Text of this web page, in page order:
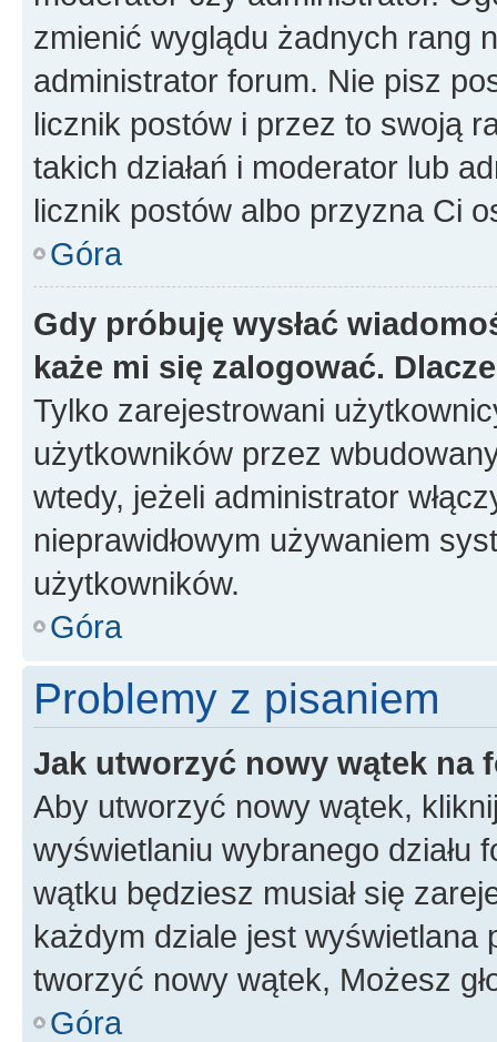
zmienić wyglądu żadnych rang
administrator forum. Nie pisz
licznik postów i przez to swoją
takich działań i moderator lub
licznik postów albo przyzna Ci
Góra
Gdy próbuję wysłać
każe mi się zalogować.
Tylko zarejestrowani
użytkowników przez
wtedy, jeżeli administrator
nieprawidłowym używaniem
użytkowników.
Góra
Problemy z pisaniem
Jak utworzyć nowy wątek na
Aby utworzyć nowy wątek,
wyświetlaniu wybranego działu
wątku będziesz musiał się
każdym dziale jest wyświetlana
tworzyć nowy wątek, Możesz
Góra